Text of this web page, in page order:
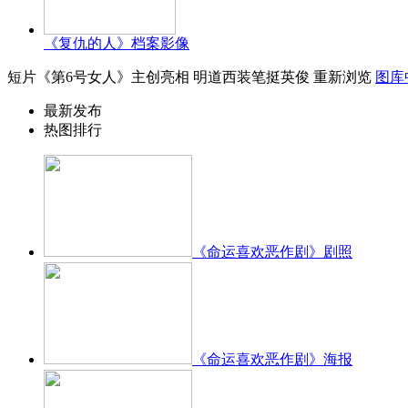
《复仇的人》档案影像
短片《第6号女人》主创亮相 明道西装笔挺英俊 重新浏览 图
最新发布
热图排行
《命运喜欢恶作剧》剧照
《命运喜欢恶作剧》海报